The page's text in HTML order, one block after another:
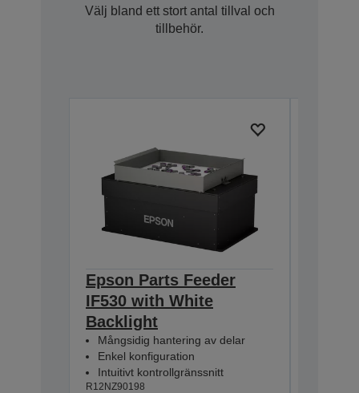
Välj bland ett stort antal tillval och
tillbehör.
Epson Parts Feeder
IF530 with White
Backlight
Mångsidig hantering av delar
Enkel konfiguration
Intuitivt kontrollgränssnitt
R12NZ90198